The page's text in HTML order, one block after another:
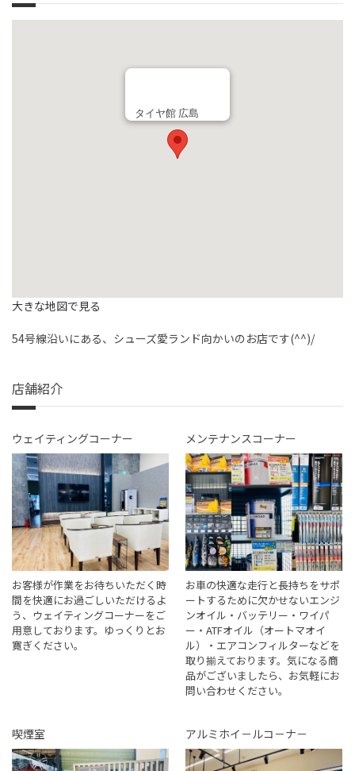
タイヤ館 広島
大きな地図で見る
54号線沿いにある、シューズ愛ランド向かいのお店です(^^)/
店舗紹介
ウェイティングコーナー
お客様が作業をお待ちいただく時
間を快適にお過ごしいただけるよ
う、ウェイティングコーナーをご
用意しております。ゆっくりとお
寛ぎください。
メンテナンスコーナー
お車の快適な走行と長持ちをサポ
ートするために欠かせないエンジ
ンオイル・バッテリー・ワイパ
ー・ATFオイル（オートマオイ
ル）・エアコンフィルターなどを
取り揃えております。気になる商
品がございましたら、お気軽にお
問い合わせください。
喫煙室 アルミホイ－ルコ－ナ－